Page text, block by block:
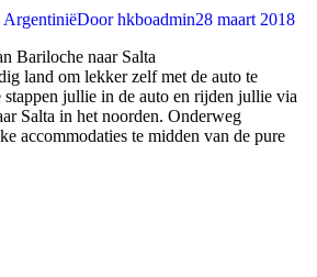
ArgentiniëDoorhkboadmin28 maart 2018
Bariloche naar Salta
land om lekker zelf met de auto te
jullie in de auto en rijden jullie via
Salta in het noorden. Onderweg
accommodaties te midden van de pure